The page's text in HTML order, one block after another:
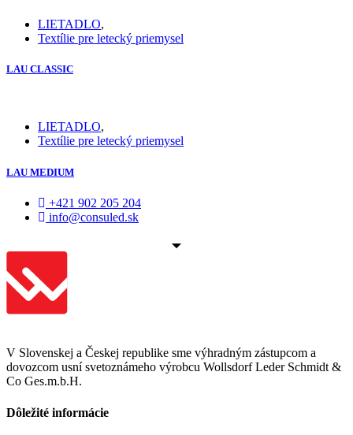
LIETADLO,
Textílie pre letecký priemysel
LAU CLASSIC
LIETADLO,
Textílie pre letecký priemysel
LAU MEDIUM
+421 902 205 204
info@consuled.sk
V Slovenskej a Českej republike sme výhradným zástupcom a
dovozcom usní svetoznámeho výrobcu Wollsdorf Leder Schmidt &
Co Ges.m.b.H.
Dôležité informácie